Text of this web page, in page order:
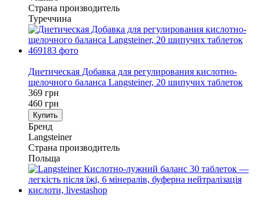
Страна производитель
Туреччина
Диетическая Добавка для регулирования кислотно-
щелочного баланса Langsteiner, 20 шипучих таблеток
369 грн
460 грн
Купить
Бренд
Langsteiner
Страна производитель
Польща